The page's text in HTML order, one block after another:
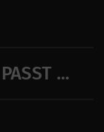
...